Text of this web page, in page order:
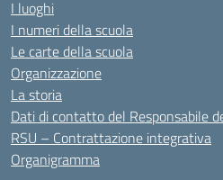
I luoghi
I numeri della scuola
Le carte della scuola
Organizzazione
La storia
Dati di contatto del Responsabile
RSU – Contrattazione integrativa
Organigramma